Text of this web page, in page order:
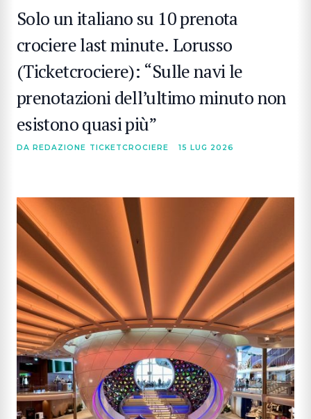
Solo un italiano su 10 prenota
crociere last minute. Lorusso
(Ticketcrociere): “Sulle navi le
prenotazioni dell’ultimo minuto non
esistono quasi più”
DA REDAZIONE TICKETCROCIERE 15 LUG 2026